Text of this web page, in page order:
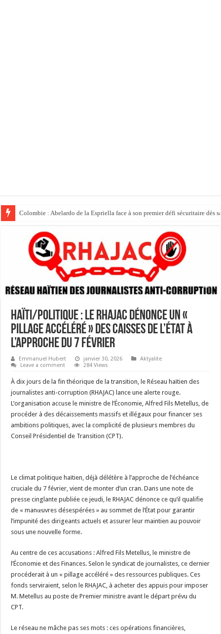
Colombie : Abelardo de la Espriella face à son premier défi sécuritaire dès
Politique : Donald Trump place son ex-avocat au sommet du système
Haïti/Politique : Le RHAJAC dénonce un «
pillage accéléré » des caisses de l’État à
l’approche du 7 février
Emmanuel Hubert janvier 30, 2026
Aktyalite
Leave a comment
284 Views
À dix jours de la fin théorique de la transition, le Réseau haïtien des
journalistes anti-corruption (RHAJAC) lance une alerte rouge.
L’organisation accuse le ministre de l’Économie, Alfred Fils Metellus, de
procéder à des décaissements massifs et illégaux pour financer ses
ambitions politiques, avec la complicité de plusieurs membres du
Conseil Présidentiel de Transition (CPT).
Le climat politique haïtien, déjà délétère à l’approche de l’échéance
cruciale du 7 février, vient de monter d’un cran. Dans une note de
presse cinglante publiée ce jeudi, le RHAJAC dénonce ce qu’il qualifie
de « manœuvres désespérées » au sommet de l’État pour garantir
l’impunité des dirigeants actuels et assurer leur maintien au pouvoir
sous une nouvelle forme.
Au centre de ces accusations : Alfred Fils Metellus, le ministre de
l’Économie et des Finances. Selon le syndicat de journalistes, ce dernier
procéderait à un « pillage accéléré » des ressources publiques. Ces
fonds serviraient, selon le RHAJAC, à acheter des appuis pour imposer
M. Metellus au poste de Premier ministre avant le départ prévu du
CPT.
Le réseau ne mâche pas ses mots : ces opérations financières,